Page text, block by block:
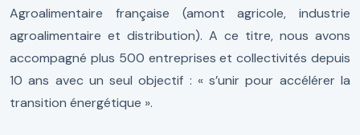
Agroalimentaire française (amont agricole, industrie
agroalimentaire et distribution). A ce titre, nous avons
accompagné plus 500 entreprises et collectivités depuis
10 ans avec un seul objectif : « s’unir pour accélérer la
transition énergétique ».